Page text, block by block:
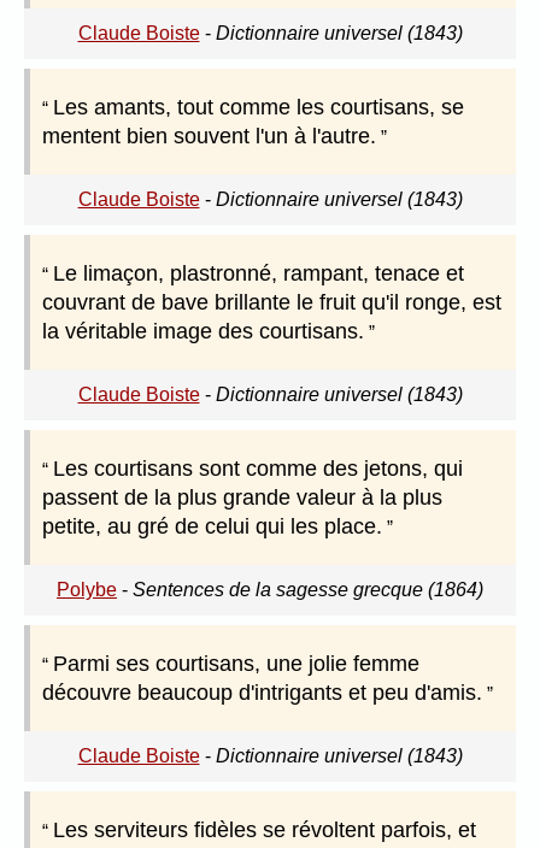
Claude Boiste- Dictionnaire universel (1843)
Les amants, tout comme les courtisans, se
mentent bien souvent l'un à l'autre.
Claude Boiste- Dictionnaire universel (1843)
Le limaçon, plastronné, rampant, tenace et
couvrant de bave brillante le fruit qu'il ronge, est
la véritable image des courtisans.
Claude Boiste- Dictionnaire universel (1843)
Les courtisans sont comme des jetons, qui
passent de la plus grande valeur à la plus
petite, au gré de celui qui les place.
Polybe - Sentences de la sagesse grecque (1864)
Parmi ses courtisans, une jolie femme
découvre beaucoup d'intrigants et peu d'amis.
Claude Boiste- Dictionnaire universel (1843)
Les serviteurs fidèles se révoltent parfois, et